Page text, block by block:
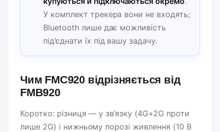
У комплект трекера вони не входять;
Bluetooth лише дає можливість
під’єднати їх під вашу задачу.
Чим FMC920 відрізняється від
FMB920
Коротко: різниця — у зв’язку (4G+2G проти
лише 2G) і нижньому порозі живлення (10 В